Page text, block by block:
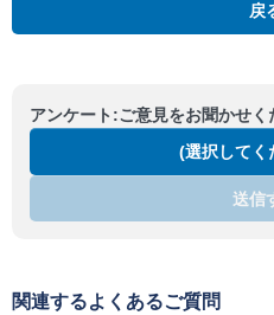
戻
アンケート:ご意見をお聞かせく
(選択してく
送信
関連するよくあるご質問